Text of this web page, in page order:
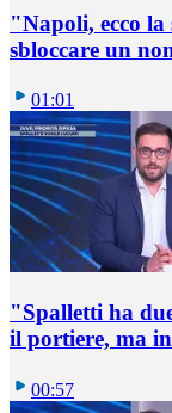
"Napoli, ecco
sbloccare un
01:01
"Spalletti ha
il portiere, ma
00:57